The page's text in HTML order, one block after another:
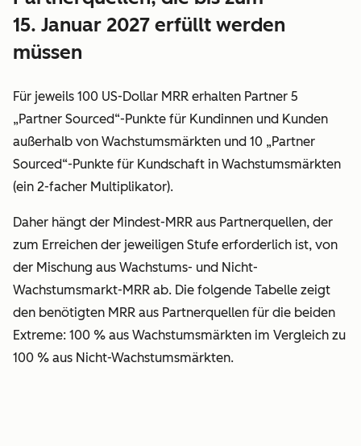
15. Januar 2027 erfüllt werden
müssen
Für jeweils 100 US-Dollar MRR erhalten Partner 5
„Partner Sourced“-Punkte für Kundinnen und Kunden
außerhalb von Wachstumsmärkten und 10 „Partner
Sourced“-Punkte für Kundschaft in Wachstumsmärkten
(ein 2-facher Multiplikator).
Daher hängt der Mindest-MRR aus Partnerquellen, der
zum Erreichen der jeweiligen Stufe erforderlich ist, von
der Mischung aus Wachstums- und Nicht-
Wachstumsmarkt-MRR ab. Die folgende Tabelle zeigt
den benötigten MRR aus Partnerquellen für die beiden
Extreme: 100 % aus Wachstumsmärkten im Vergleich zu
100 % aus Nicht-Wachstumsmärkten.